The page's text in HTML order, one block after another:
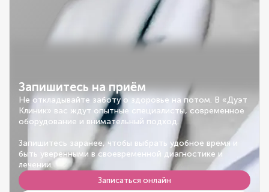
Запишитесь на приём
Не откладывайте заботу о здоровье на потом. В «Дуэт
Клиник» вас ждут опытные специалисты, современное
оборудование и внимательный подход.
Запишитесь заранее, чтобы выбрать удобное время и
быть уверенными в своевременной диагностике и
лечении.
Записаться онлайн